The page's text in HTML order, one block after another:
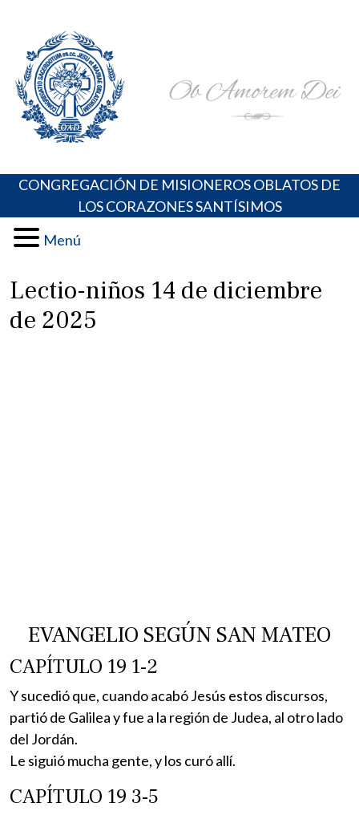
content
Portal de los Padres Oblatos. Advocaciones Marianas,
Oraciones, Música religiosa y más
CONGREGACIÓN DE MISIONEROS OBLATOS DE
LOS CORAZONES SANTÍSIMOS
Menú
Lectio-niños 14 de diciembre
de 2025
EVANGELIO SEGÚN SAN MATEO
CAPÍTULO 19 1-2
Y sucedió que, cuando acabó Jesús estos discursos,
partió de Galilea y fue a la región de Judea, al otro lado
del Jordán.
Le siguió mucha gente, y los curó allí.
CAPÍTULO 19 3-5